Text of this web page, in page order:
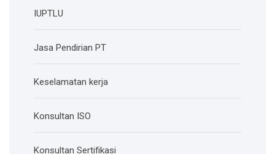
IUPTLU
Jasa Pendirian PT
Keselamatan kerja
Konsultan ISO
Konsultan Sertifikasi